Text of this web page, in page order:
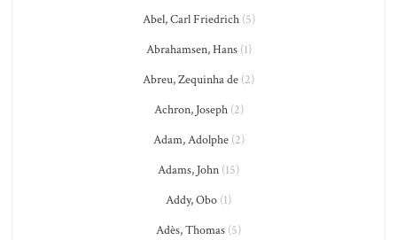
Abel, Carl Friedrich(5)
Abrahamsen, Hans(1)
Abreu, Zequinha de (2)
Achron, Joseph(2)
Adam, Adolphe(2)
Adams, John (15)
Addy, Obo (1)
Adès, Thomas (5)